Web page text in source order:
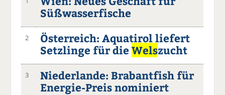
Süßwasserfische
2
Österreich: Aquatirol liefert
Setzlinge für dieWelszucht
3
Niederlande: Brabantfish für
Energie-Preis nominiert